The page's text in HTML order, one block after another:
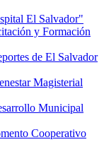
El Salvador"
y Formación
de El Salvador
Magisterial
Municipal
Cooperativo